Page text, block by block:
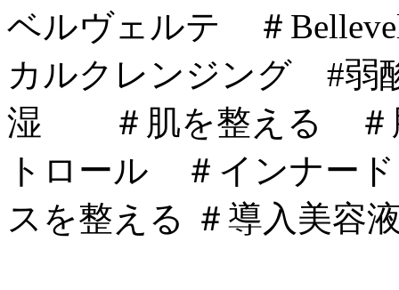
ベルヴェルテ ＃
カルクレンジング #
湿 ＃肌を整える ＃
トロール ＃インナー
スを整える ＃導入美容